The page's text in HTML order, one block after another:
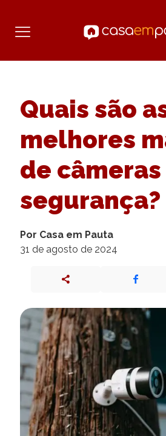
Quais são
melhores
de
segurança?
Por Casa em Pauta
31 de agosto de 2024